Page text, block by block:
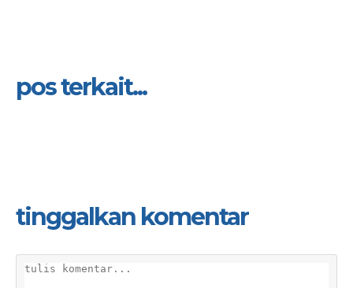
pos terkait...
tinggalkan komentar